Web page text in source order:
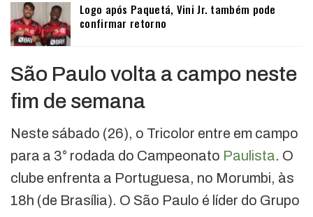
Logo após Paquetá, Vini Jr. também pode
confirmar retorno
São Paulo volta a campo neste
fim de semana
Neste sábado (26), o Tricolor entre em campo
para a 3° rodada do Campeonato Paulista. O
clube enfrenta a Portuguesa, no Morumbi, às
18h (de Brasília). O São Paulo é líder do Grupo